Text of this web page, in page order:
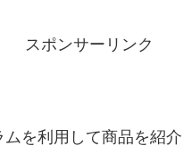
スポンサーリンク
を利用して商品を紹介